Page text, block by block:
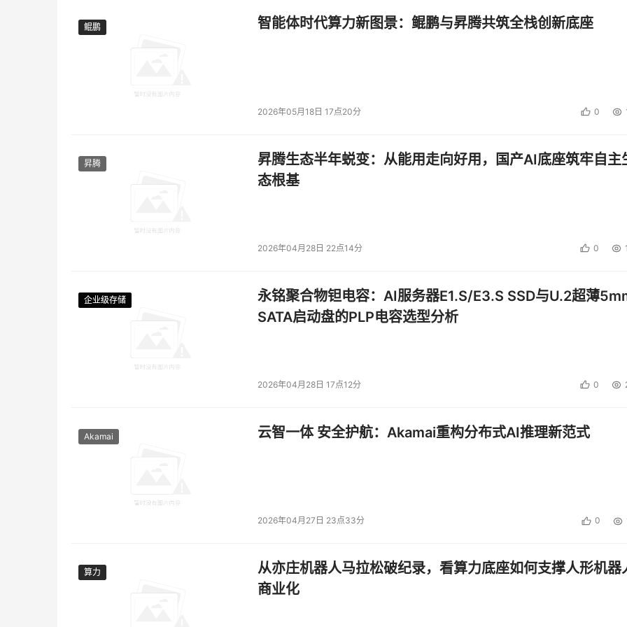
鲲鹏
鲲鹏 智能体时代算力新图景：鲲鹏与昇腾共筑全栈创新底座
2026年05月18日 17点20分 0
昇腾
昇腾生态半年蜕变：从能用走向好用，国产AI底座筑牢自主
态根基
2026年04月28日 22点14分 0
企业级存储
企业级存储
企业级存储
企业级存储
永铭聚合物钽电容：AI服务器E1.S/E3.S SSD与U.2超薄
SATA启动盘的PLP电容选型分析
2026年04月28日 17点12分 0
Akamai 云智一体 安全护航：Akamai重构分布式AI推理新范式
2026年04月27日 23点33分 0
算力
算力
从亦庄机器人马拉松破纪录，看算力底座如何支撑人形机器
商业化